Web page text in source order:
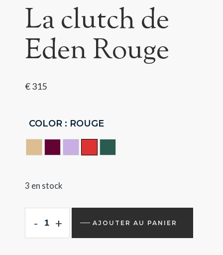
La clutch de
Eden Rouge
€315
COLOR : ROUGE
BEIGECERISE
LILARougeVERT
3 en stock
- + AJOUTER AU PANIER